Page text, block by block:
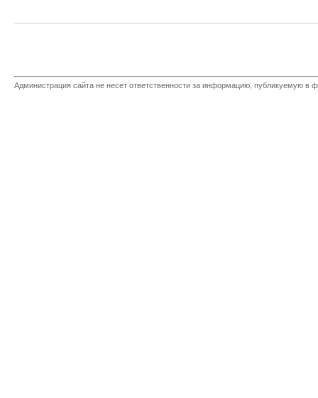
Администрация сайта не несет ответственности за информацию, публикуемую